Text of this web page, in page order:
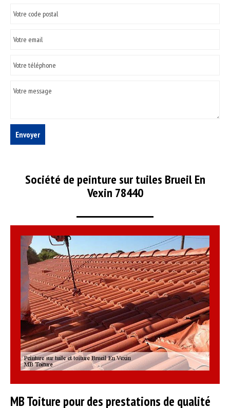
Société de peinture sur tuiles Brueil En
Vexin 78440
MB Toiture pour des prestations de qualité